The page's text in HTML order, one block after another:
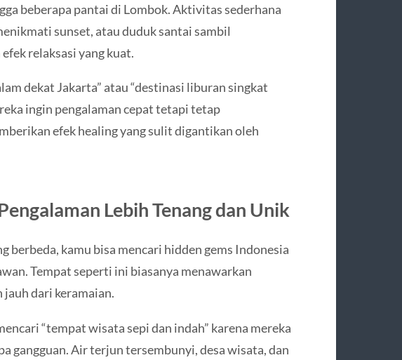
beberapa pantai di Lombok. Aktivitas sederhana
sunset, atau duduk santai sambil
relaksasi yang kuat.
dekat Jakarta” atau “destinasi liburan singkat
ingin pengalaman cepat tetapi tetap
efek healing yang sulit digantikan oleh
Lebih Tenang dan Unik
berbeda, kamu bisa mencari hidden gems Indonesia
Tempat seperti ini biasanya menawarkan
jauh dari keramaian.
“tempat wisata sepi dan indah” karena mereka
gangguan. Air terjun tersembunyi, desa wisata, dan